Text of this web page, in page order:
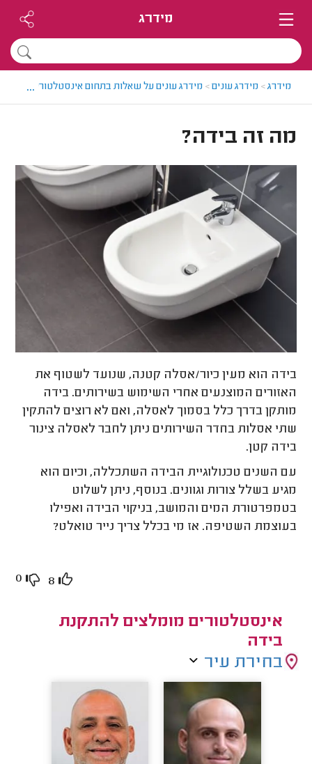
מידרג
מידרג> מידרג עונים> מידרג עונים על שאלות בתחום אינסטלטורים>...
מה זה בידה?
בידה הוא מעין כיור/אסלה קטנה, שנועד לשטוף את
האזורים המוצנעים אחרי השימוש בשירותים. בידה
מותקן בדרך כלל בסמוך לאסלה, ואם לא רוצים להתקין
שתי אסלות בחדר השירותים ניתן לחבר לאסלה צינור
בידה קטן.
עם השנים טכנולוגיית הבידה השתכללה, וכיום הוא
מגיע בשלל צורות וגוונים. בנוסף, ניתן לשלוט
בטמפרטורת המים והמושב, בניקוי הבידה ואפילו
בעוצמת השטיפה. אז מי בכלל צריך נייר טואלט?
8
0
אינסטלטורים מומלצים להתקנת
בידה
בחירת עיר